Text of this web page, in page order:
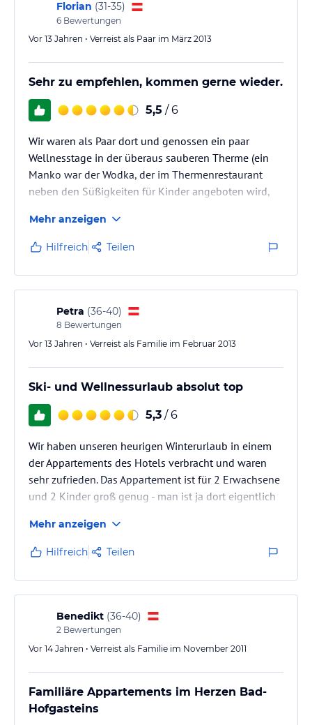
Florian (31-35)
6 Bewertungen
Vor 13 Jahren • Verreist als Paar im März 2013
Sehr zu empfehlen, kommen gerne wieder.
5,5 / 6
Wir waren als Paar dort und genossen ein paar
Wellnesstage in der überaus sauberen Therme (ein
Manko war der Wodka, der im Thermenrestaurant
neben den Süßigkeiten für Kinder angeboten wird,
räumen (ich habe schon die Behörden verständigt)).
Ein zweites Manko sind die hohen Preis für wenig
Essen, so ein Grillteller(chen) für 10,80, der
angesichts der Größe eher den Titel Grilltellerproben
mit billigen gatschigen Kartoffelwedges verdient.
Sonst alles in der Therme…
Mehr anzeigen
Hilfreich Teilen
Petra (36-40)
8 Bewertungen
Vor 13 Jahren • Verreist als Familie im Februar 2013
Ski- und Wellnessurlaub absolut top
5,3 / 6
Wir haben unseren heurigen Winterurlaub in einem
der Appartements des Hotels verbracht und waren
sehr zufrieden. Das Appartement ist für 2 Erwachsene
und 2 Kinder groß genug - man ist ja dort eigentlich
fuhr - ein Skibus hält in unmittelbarer Umgebung
zum Hotel- verbrachte ich meine Ferien größtenteils
in der direkt angeschlossenen Alpentherme, die an
Sauberkeit, Ausstattung und Freundlichkeit des
Personals nicht zu überbieten ist. Von der Begrüßung
bis zur Abreise…
Mehr anzeigen
Hilfreich Teilen
Benedikt (36-40)
2 Bewertungen
Vor 14 Jahren • Verreist als Familie im November 2011
Familiäre Appartements im Herzen Bad-
Hofgasteins